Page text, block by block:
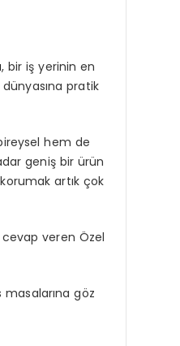
, bir iş yerinin en
pratik
hem de
geniş bir ürün
artık çok
cevap veren Özel
masalarına göz